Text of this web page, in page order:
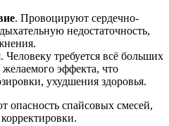
. Провоцируют сердечно-
недостаточность,
. Человеку требуется всё больших
эффекта, что
ухудшения здоровья.
опасность спайсовых смесей,